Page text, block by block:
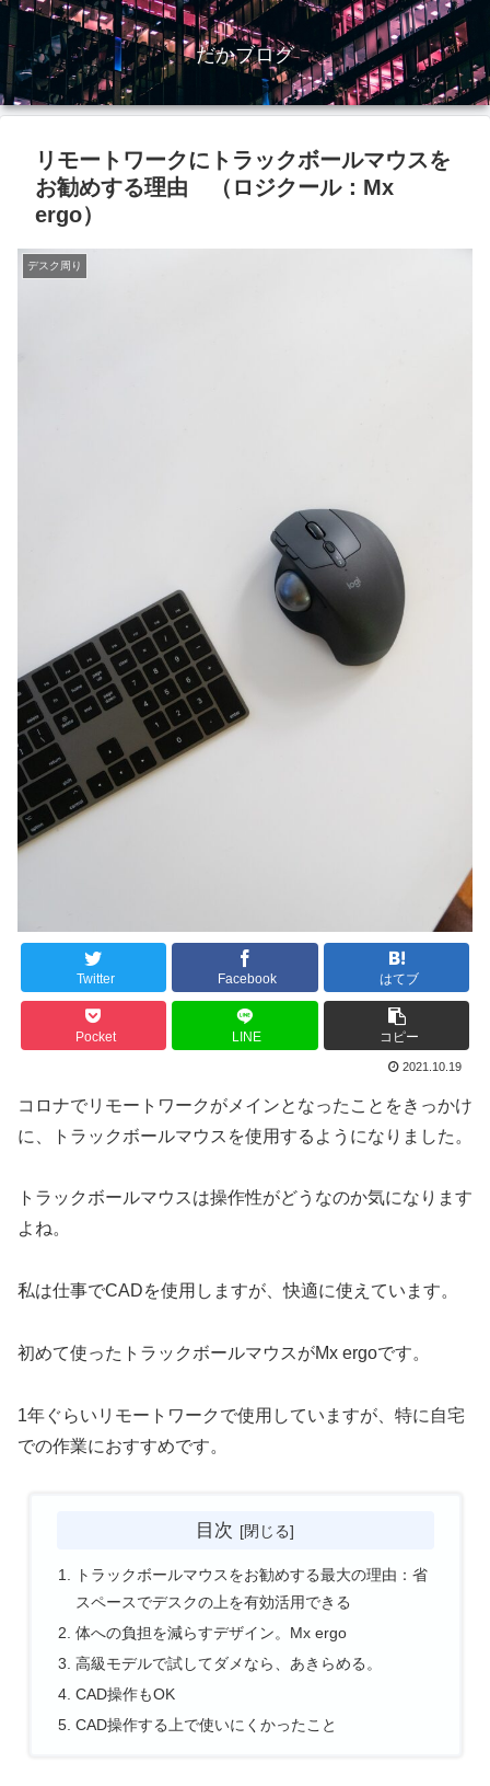
だかブログ
リモートワークにトラックボールマウスを
お勧めする理由 （ロジクール：Mx
ergo）
デスク周り
Twitter Facebook はてブ
Pocket LINE コピー
2021.10.19
コロナでリモートワークがメインとなったことをきっかけ
に、トラックボールマウスを使用するようになりました。
トラックボールマウスは操作性がどうなのか気になります
よね。
私は仕事でCADを使用しますが、快適に使えています。
初めて使ったトラックボールマウスがMx ergoです。
1年ぐらいリモートワークで使用していますが、特に自宅
での作業におすすめです。
目次
トラックボールマウスをお勧めする最大の理由：省
スペースでデスクの上を有効活用できる
体への負担を減らすデザイン。Mx ergo
高級モデルで試してダメなら、あきらめる。
CAD操作もOK
CAD操作する上で使いにくかったこと